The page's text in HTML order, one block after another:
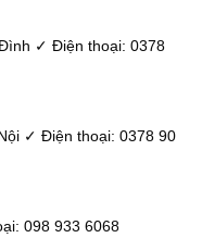
✓ Điện thoại: 0378
✓ Điện thoại: 0378 90
098 933 6068